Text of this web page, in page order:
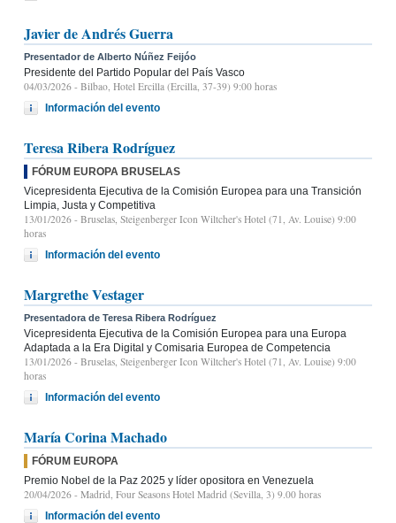
Javier de Andrés Guerra
Presentador de Alberto Núñez Feijóo
Presidente del Partido Popular del País Vasco
04/03/2026 - Bilbao, Hotel Ercilla (Ercilla, 37-39) 9:00 horas
Información del evento
Teresa Ribera Rodríguez
FÓRUM EUROPA BRUSELAS
Vicepresidenta Ejecutiva de la Comisión Europea para una Transición
Limpia, Justa y Competitiva
13/01/2026 - Bruselas, Steigenberger Icon Wiltcher's Hotel (71, Av. Louise) 9:00
horas
Información del evento
Margrethe Vestager
Presentadora de Teresa Ribera Rodríguez
Vicepresidenta Ejecutiva de la Comisión Europea para una Europa
Adaptada a la Era Digital y Comisaria Europea de Competencia
13/01/2026 - Bruselas, Steigenberger Icon Wiltcher's Hotel (71, Av. Louise) 9:00
horas
Información del evento
María Corina Machado
FÓRUM EUROPA
Premio Nobel de la Paz 2025 y líder opositora en Venezuela
20/04/2026 - Madrid, Four Seasons Hotel Madrid (Sevilla, 3) 9.00 horas
Información del evento